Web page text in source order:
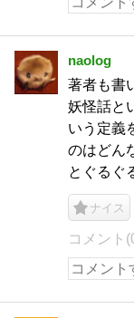
naolog
著者も書
妖怪話と
いう定義
のはどん
とぐるぐ
ナイス
コメント